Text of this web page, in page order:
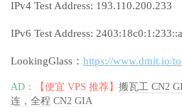
IPv4 Test Address: 193.110.200.233
IPv6 Test Address:
LookingGlass： https://www.dmit.io/
AD： 【便宜 VPS 推荐】 搬瓦工 CN2
连，全程 CN2 GIA